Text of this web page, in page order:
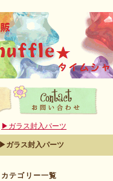
▶ガラス封入パーツ
▶ガラス封入パーツ
カテゴリー一覧